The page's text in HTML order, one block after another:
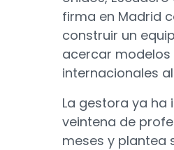
firma en Madrid
construir un
acercar modelos
internacionales
La gestora ya
veintena de
meses y plantea